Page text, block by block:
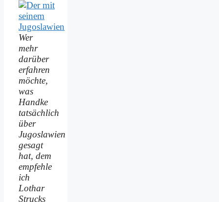
Wer
mehr
darüber
erfahren
möchte,
was
Handke
tatsächlich
über
Jugoslawien
gesagt
hat, dem
empfehle
ich
Lothar
Strucks